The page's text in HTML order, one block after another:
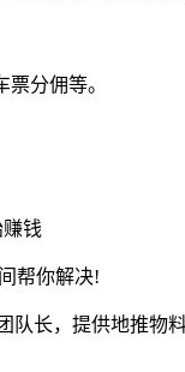
分佣等。
钱
帮你解决!
长，提供地推物料